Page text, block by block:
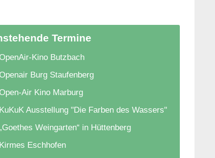
Termine
OpenAir-Kino Butzbach
Openair Burg Staufenberg
Open-Air Kino Marburg
KuKuK Ausstellung "Die Farben des Wassers"
Weingarten“ in Hüttenberg
Kirmes Eschhofen